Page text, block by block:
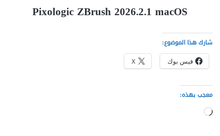
Pixologic ZBrush 2026.2.1 macOS
شارك هذا الموضوع:
فيس بوك X
معجب بهذه:
جاري